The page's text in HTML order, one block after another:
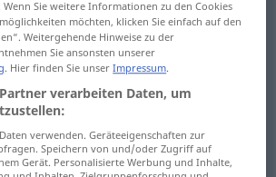
Ruf,
Sie weitere Informationen zu den Cookies
möchten, klicken Sie einfach auf den
Weitergehende Hinweise zu der
Sie ansonsten unserer
. Hier finden Sie unserImpressum.
verarbeiten Daten, um
verwenden. Geräteeigenschaften zur
Speichern von und/oder Zugriff auf
Gerät. Personalisierte Werbung und Inhalte,